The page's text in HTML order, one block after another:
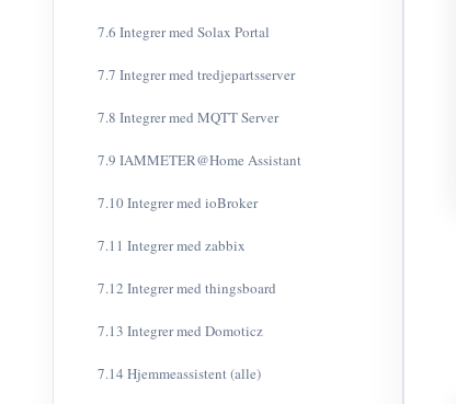
7.6 Integrer med Solax Portal
7.7 Integrer med tredjepartsserver
7.8 Integrer med MQTT Server
7.9 IAMMETER@Home Assistant
7.10 Integrer med ioBroker
7.11 Integrer med zabbix
7.12 Integrer med thingsboard
7.13 Integrer med Domoticz
7.14 Hjemmeassistent (alle)